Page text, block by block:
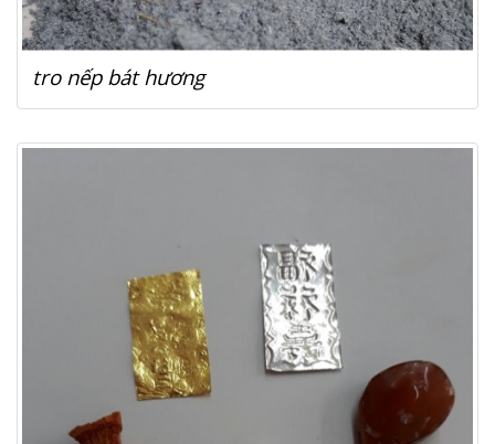
tro nếp bát hương